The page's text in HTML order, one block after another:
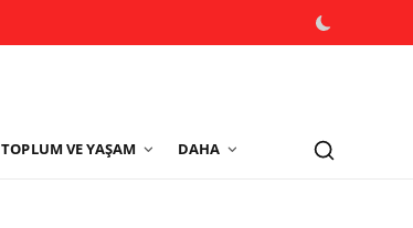
TOPLUM VE YAŞAM DAHA